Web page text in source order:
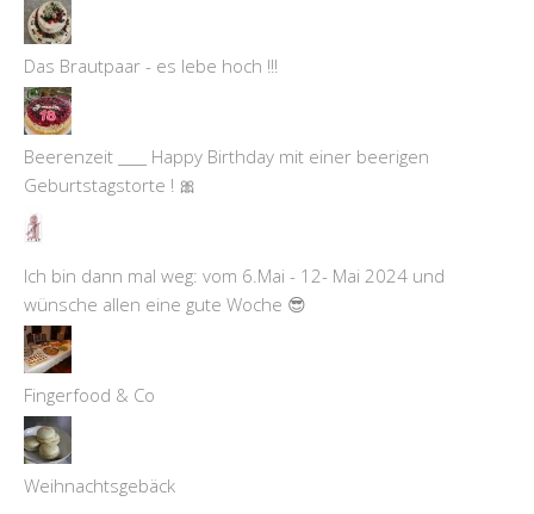
Das Brautpaar - es lebe hoch !!!
Beerenzeit ____ Happy Birthday mit einer beerigen
Geburtstagstorte ! 🎀
Ich bin dann mal weg: vom 6.Mai - 12- Mai 2024 und
wünsche allen eine gute Woche 😎
Fingerfood & Co
Weihnachtsgebäck